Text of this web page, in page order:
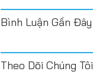
Bình Luận Gần Đây
Theo Dõi Chúng Tôi